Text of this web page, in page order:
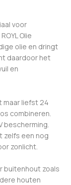
voor
Olie
olie en dringt
daardoor het
en
maar liefst 24
combineren.
bescherming.
zelfs een nog
zonlicht.
buitenhout zoals
houten